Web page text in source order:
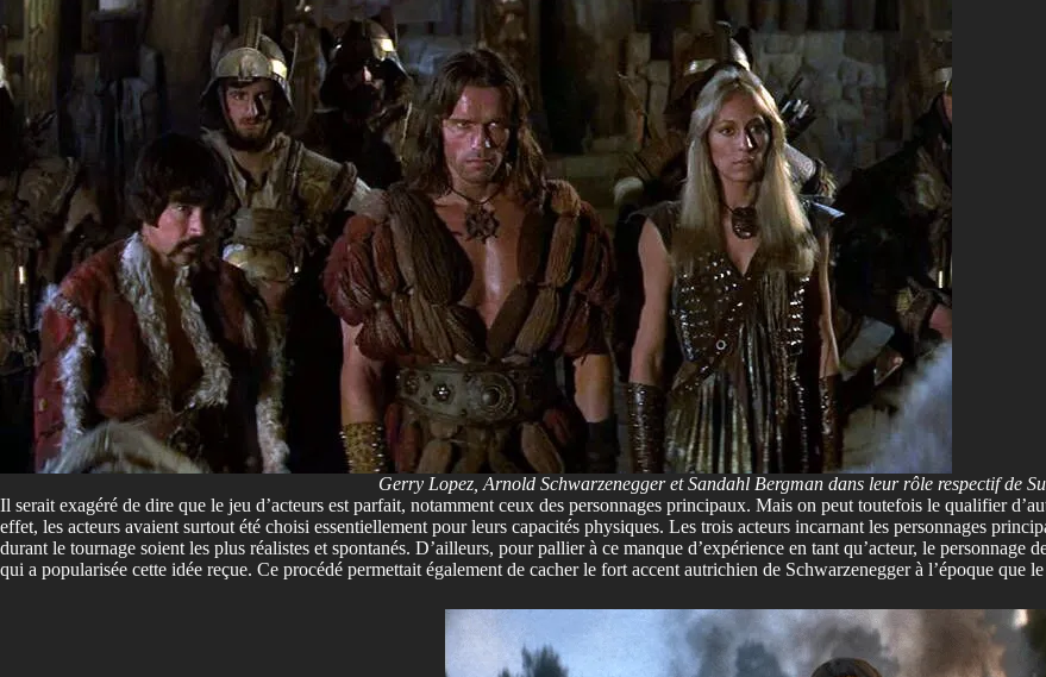
Gerry Lopez, Arnold Schwarzenegger et Sandahl Bergman dans leur rôle respectif de
Il serait exagéré de dire que le jeu d’acteurs est parfait, notamment ceux des personnages principaux. Mais on peut toutefois le qualifier
effet, les acteurs avaient surtout été choisi essentiellement pour leurs capacités physiques. Les trois acteurs incarnant les personnages
durant le tournage soient les plus réalistes et spontanés. D’ailleurs, pour pallier à ce manque d’expérience en tant qu’acteur, le
qui a popularisée cette idée reçue. Ce procédé permettait également de cacher le fort accent autrichien de Schwarzenegger à l’époque